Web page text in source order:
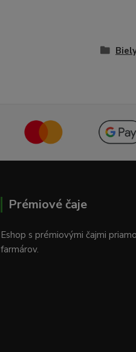
Prémiové čaje
Eshop s prémiovými čajmi
farmárov.